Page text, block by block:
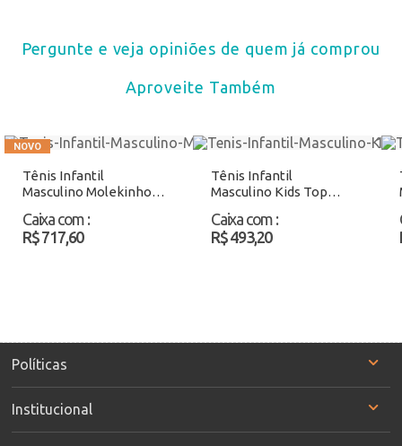
Pergunte e veja opiniões de quem já comprou
Aproveite Também
Tênis Infantil
Masculino Molekinho
Atacado
Caixa com :
R$ 717,60
Tênis Infantil
Masculino Kids Top
Caixa com :
R$ 493,20
Políticas
Institucional